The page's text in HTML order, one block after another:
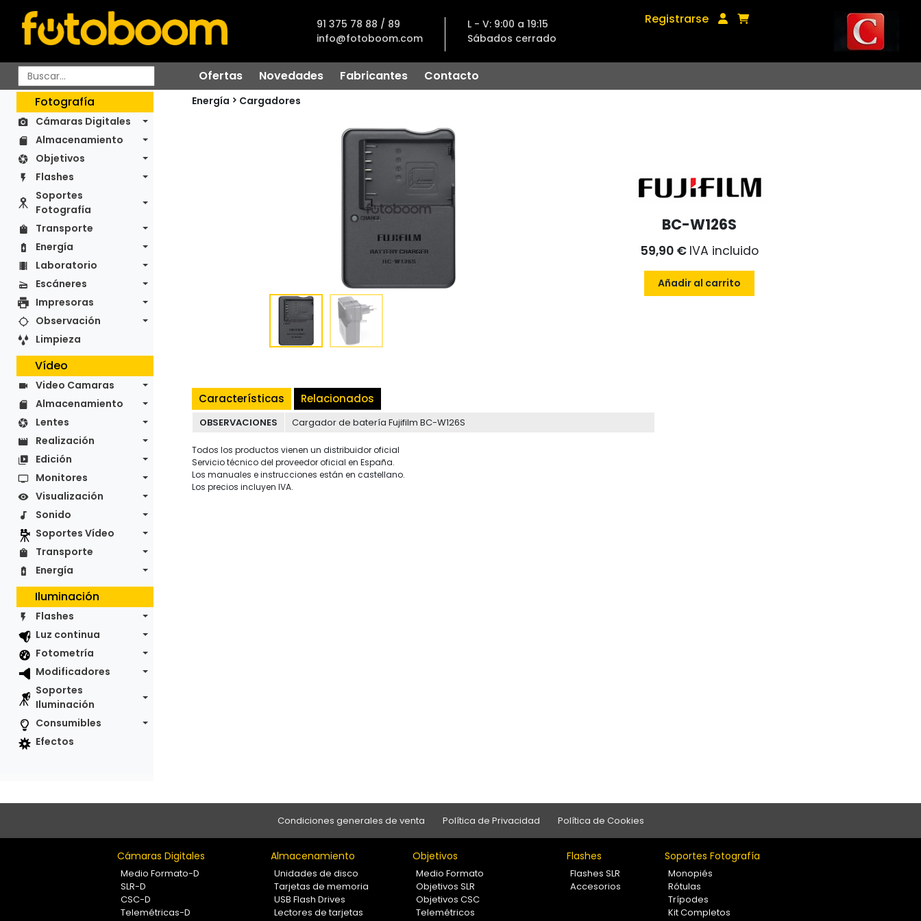
91 375 78 88 / 89
info@fotoboom.com
L - V: 9:00 a 19:15
Sábados cerrado
Registrarse
Ofertas Novedades Fabricantes
Contacto
Fotografía
Cámaras Digitales
Almacenamiento
Objetivos
Flashes
Soportes
Fotografía
Transporte
Energía
Laboratorio
Escáneres
Impresoras
Observación
Limpieza
Vídeo
Video Camaras
Almacenamiento
Lentes
Realización
Edición
Monitores
Visualización
Sonido
Soportes Vídeo
Transporte
Energía
Iluminación
Flashes
Luz continua
Fotometría
Modificadores
Soportes
Iluminación
Consumibles
Efectos
Energía Cargadores
BC-W126S
59,90 € IVA incluido
Añadir al carrito
Características Relacionados
OBSERVACIONES Cargador de batería Fujifilm BC-W126S
Todos los productos vienen un distribuidor oficial
Servicio técnico del proveedor oficial en España.
Los manuales e instrucciones están en castellano.
Los precios incluyen IVA.
Condiciones generales de venta Política de Privacidad Política de Cookies
Cámaras Digitales
Medio Formato-D
SLR-D
CSC-D
Telemétricas-D
Almacenamiento
Unidades de disco
Tarjetas de memoria
USB Flash Drives
Lectores de tarjetas
Objetivos
Medio Formato
Objetivos SLR
Objetivos CSC
Telemétricos
Flashes
Flashes SLR
Accesorios
Soportes Fotografía
Monopiés
Rótulas
Trípodes
Kit Completos